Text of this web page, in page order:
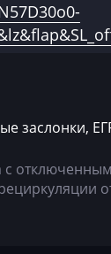
Bosch EDC17C41
Bosch EDC17C76
Bosch
Bosch
заслонки,